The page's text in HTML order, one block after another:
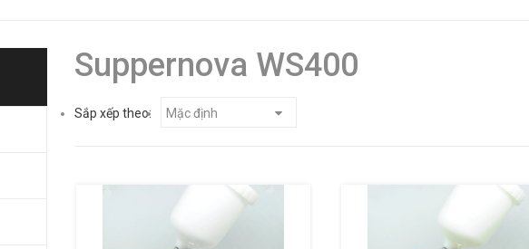
Suppernova WS400
Sắp xếp theo: Mặc định